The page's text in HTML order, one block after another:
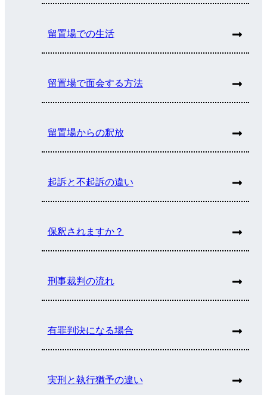
留置場での生活
留置場で面会する方法
留置場からの釈放
起訴と不起訴の違い
保釈されますか？
刑事裁判の流れ
有罪判決になる場合
実刑と執行猶予の違い